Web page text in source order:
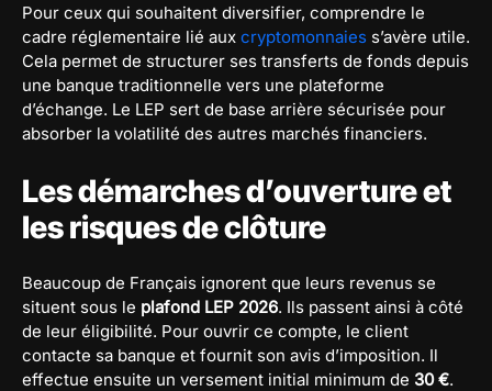
Pour ceux qui souhaitent diversifier, comprendre le
cadre réglementaire lié aux cryptomonnaies s’avère utile.
Cela permet de structurer ses transferts de fonds depuis
une banque traditionnelle vers une plateforme
d’échange. Le LEP sert de base arrière sécurisée pour
absorber la volatilité des autres marchés financiers.
Les démarches d’ouverture et
les risques de clôture
Beaucoup de Français ignorent que leurs revenus se
situent sous le plafond LEP 2026. Ils passent ainsi à côté
de leur éligibilité. Pour ouvrir ce compte, le client
contacte sa banque et fournit son avis d’imposition. Il
effectue ensuite un versement initial minimum de 30 €.